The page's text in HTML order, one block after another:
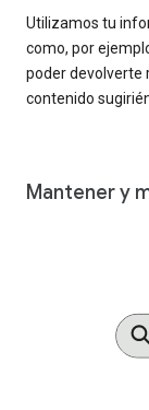
Utilizamos tu
como, por
poder devolverte
contenido
Mantener y